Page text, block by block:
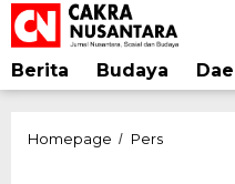
Lewati
ke
konten
Berita Budaya
Homepage / PersJurnalis